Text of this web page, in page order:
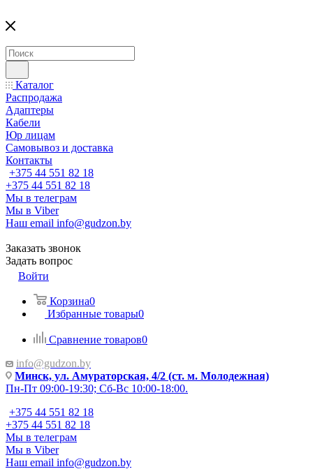
Каталог
Распродажа
Адаптеры
Кабели
Юр лицам
Самовывоз и доставка
Контакты
+375 44 551 82 18
+375 44 551 82 18
Мы в телеграм
Мы в Viber
Наш email info@gudzon.by
Заказать звонок
Задать вопрос
Войти
Корзина0
Избранные товары0
Сравнение товаров0
info@gudzon.by
Минск, ул. Амураторская, 4/2 (ст. м. Молодежная)
Пн-Пт 09:00-19:30; Сб-Вс 10:00-18:00.
+375 44 551 82 18
+375 44 551 82 18
Мы в телеграм
Мы в Viber
Наш email info@gudzon.by